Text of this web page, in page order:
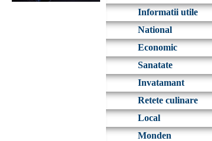
Informatii utile
National
Economic
Sanatate
Invatamant
Retete culinare
Local
Monden